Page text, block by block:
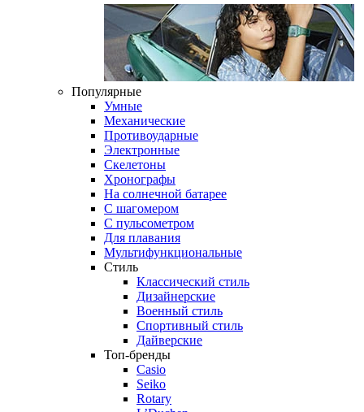
Популярные
Умные
Механические
Противоударные
Электронные
Скелетоны
Хронографы
На солнечной батарее
С шагомером
С пульсометром
Для плавания
Мультифункциональные
Стиль
Классический стиль
Дизайнерские
Военный стиль
Спортивный стиль
Дайверские
Топ-бренды
Casio
Seiko
Rotary